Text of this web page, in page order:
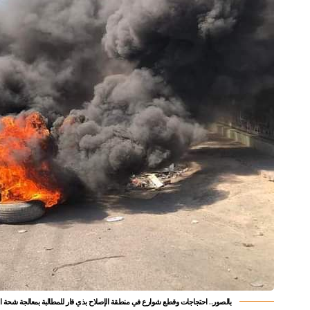
بالصور.. احتجاجات وقطع شوارع في منطقة الإصلاح بذي قار للمطالبة بمعالجة شحة